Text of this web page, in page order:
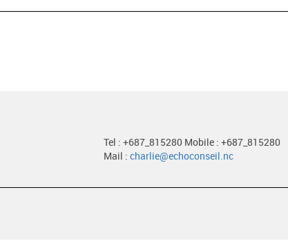
Tel : +687_815280 Mobile : +687_815280
Mail : charlie@echoconseil.nc